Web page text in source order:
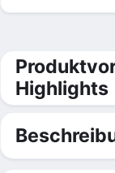
Highlights